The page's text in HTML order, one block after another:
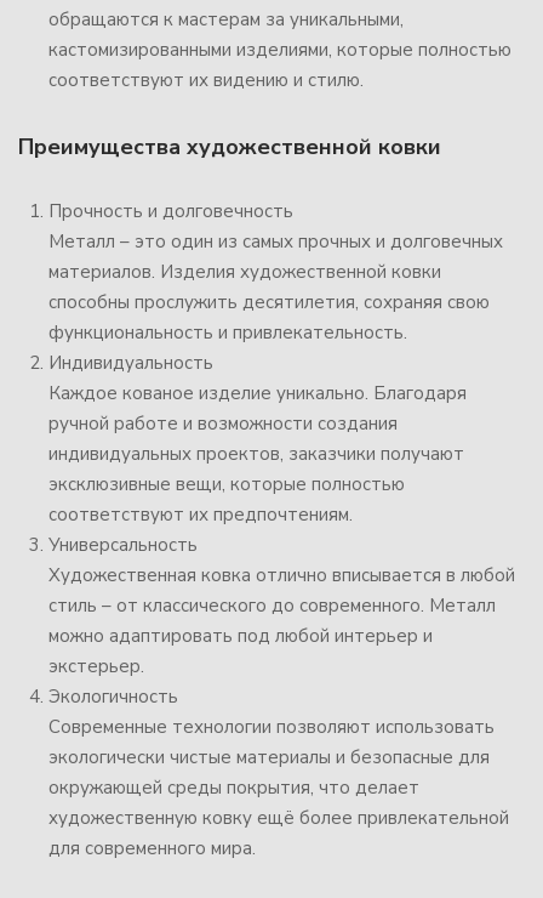
обращаются к мастерам за уникальными,
кастомизированными изделиями, которые полностью
соответствуют их видению и стилю.
Преимущества художественной ковки
Прочность и долговечность
Металл – это один из самых прочных и долговечных
материалов. Изделия художественной ковки
способны прослужить десятилетия, сохраняя свою
функциональность и привлекательность.
Индивидуальность
Каждое кованое изделие уникально. Благодаря
ручной работе и возможности создания
индивидуальных проектов, заказчики получают
эксклюзивные вещи, которые полностью
соответствуют их предпочтениям.
Универсальность
Художественная ковка отлично вписывается в любой
стиль – от классического до современного. Металл
можно адаптировать под любой интерьер и
экстерьер.
Экологичность
Современные технологии позволяют использовать
экологически чистые материалы и безопасные для
окружающей среды покрытия, что делает
художественную ковку ещё более привлекательной
для современного мира.